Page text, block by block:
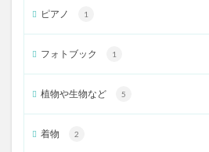
ピアノ 1
フォトブック 1
植物や生物など 5
着物 2